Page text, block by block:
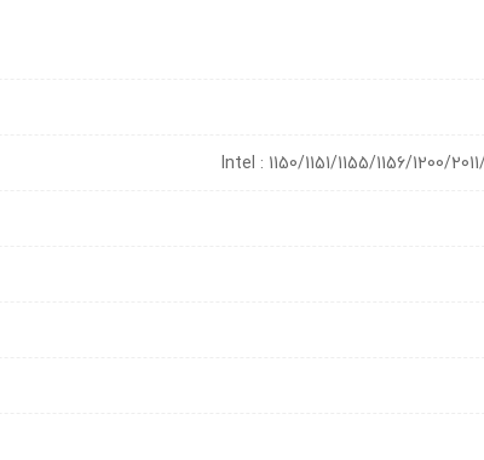
Intel : 1150/1151/1155/1156/1200/